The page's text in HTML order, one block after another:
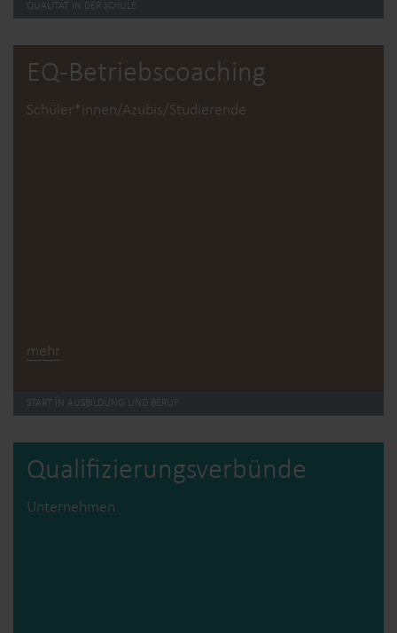
QUALITÄT IN DER SCHULE
EQ-Betriebs­coaching
Schüler*innen/Azubis/Studierende
mehr
START ÍN AUSBILDUNG UND BERUF
Qualifizierungs­verbünde
Unternehmen